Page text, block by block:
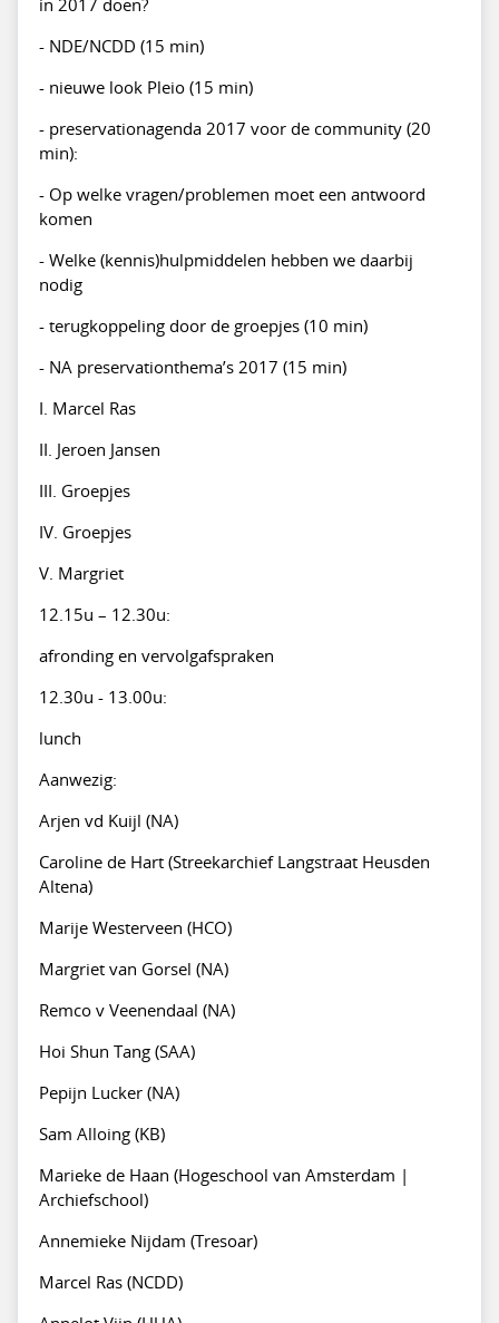
- NDE/NCDD (15 min)
- nieuwe look Pleio (15 min)
- preservationagenda 2017 voor de community (20
min):
- Op welke vragen/problemen moet een antwoord
komen
- Welke (kennis)hulpmiddelen hebben we daarbij
nodig
- terugkoppeling door de groepjes (10 min)
- NA preservationthema’s 2017 (15 min)
I. Marcel Ras
II. Jeroen Jansen
III. Groepjes
IV. Groepjes
V. Margriet
12.15u – 12.30u:
afronding en vervolgafspraken
12.30u - 13.00u:
lunch
Aanwezig:
Arjen vd Kuijl (NA)
Caroline de Hart (Streekarchief Langstraat Heusden
Altena)
Marije Westerveen (HCO)
Margriet van Gorsel (NA)
Remco v Veenendaal (NA)
Hoi Shun Tang (SAA)
Pepijn Lucker (NA)
Sam Alloing (KB)
Marieke de Haan (Hogeschool van Amsterdam |
Archiefschool)
Annemieke Nijdam (Tresoar)
Marcel Ras (NCDD)